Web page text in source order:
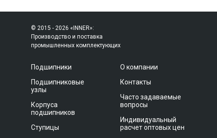
© 2015 - 2026 «INNER»:
Производство и поставка
промышленных комплектующих
Подшипники
Подшипниковые
узлы
Корпуса
подшипников
Ступицы
О компании
Контакты
Часто задаваемые
вопросы
Индивидуальный
расчет оптовых цен